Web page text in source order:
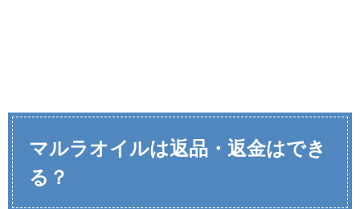
マルラオイルは返品・返金はでき
る？